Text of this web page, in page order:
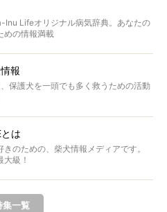
Inu Lifeオリジナル病気辞典。あなたの
めの情報満載
報
保護犬を一頭でも多く救うための活動
は
のための、柴犬情報メディアです。
級！
集一覧